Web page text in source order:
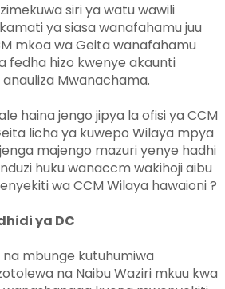
siri ya watu wawili
ya siasa wanafahamu juu
mkoa wa Geita wanafahamu
fedha hizo kwenye akaunti
Mwanachama.
haina jengo jipya la ofisi ya CCM
licha ya kuwepo Wilaya mpya
majengo mazuri yenye hadhi
huku wanaccm wakihoji aibu
wa CCM Wilaya hawaioni ?
ya DC
mbunge kutuhumiwa
na Naibu Waziri mkuu kwa